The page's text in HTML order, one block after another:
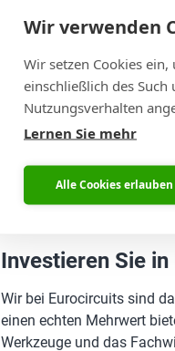
wählen einen
modernen
können.
fachkundiger
Ziele effizient zu
Investieren Sie
Wir bei Eurocircuits sind
einen echten Mehrwert
Werkzeuge und das
Wir verwenden
Wir setzen Cookies
einschließlich des
Nutzungsverhalten
Lernen Sie mehr
Alle Cookies erlauben